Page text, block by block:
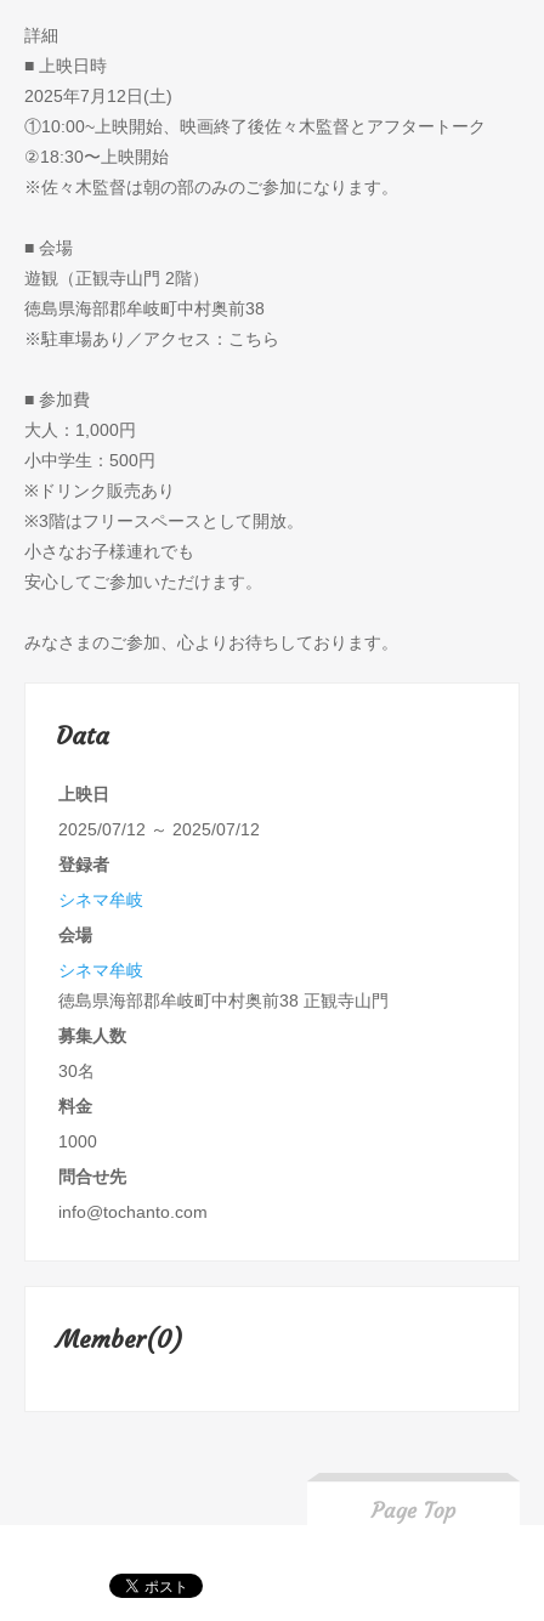
詳細
■ 上映日時
2025年7月12日(土)
①10:00~上映開始、映画終了後佐々木監督とアフタートーク
②18:30〜上映開始
※佐々木監督は朝の部のみのご参加になります。
■ 会場
遊観（正観寺山門 2階）
徳島県海部郡牟岐町中村奥前38
※駐車場あり／アクセス：こちら
■ 参加費
大人：1,000円
小中学生：500円
※ドリンク販売あり
※3階はフリースペースとして開放。
小さなお子様連れでも
安心してご参加いただけます。
みなさまのご参加、心よりお待ちしております。
Data
上映日
2025/07/12 ～ 2025/07/12
登録者
シネマ牟岐
会場
シネマ牟岐
徳島県海部郡牟岐町中村奥前38 正観寺山門
募集人数
30名
料金
1000
問合せ先
info@tochanto.com
Member(0)